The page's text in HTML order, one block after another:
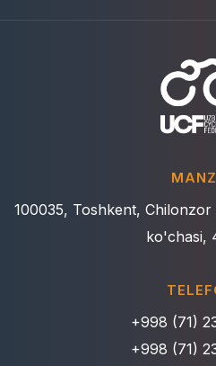
100035, Toshkent,
ko'chasi,
+998 (71)
+998 (71)